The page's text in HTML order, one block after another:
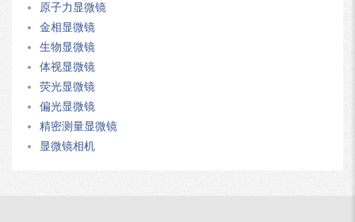
原子力显微镜
金相显微镜
生物显微镜
体视显微镜
荧光显微镜
偏光显微镜
精密测量显微镜
显微镜相机